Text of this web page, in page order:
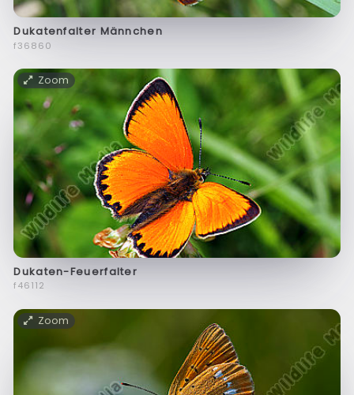
Dukatenfalter Männchen
f36860
Zoom
Dukaten-Feuerfalter
f46112
Zoom